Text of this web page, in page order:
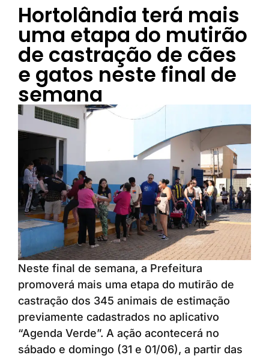
Hortolândia terá mais
uma etapa do mutirão
de castração de cães
e gatos neste final de
semana
Neste final de semana, a Prefeitura
promoverá mais uma etapa do mutirão de
castração dos 345 animais de estimação
previamente cadastrados no aplicativo
“Agenda Verde”. A ação acontecerá no
sábado e domingo (31 e 01/06), a partir das